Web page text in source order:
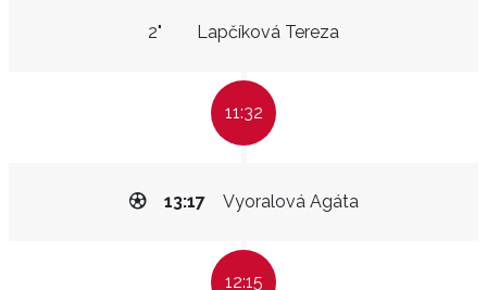
Lapčíková Tereza
2"
11:32
Vyoralová Agáta
13:17
12:15